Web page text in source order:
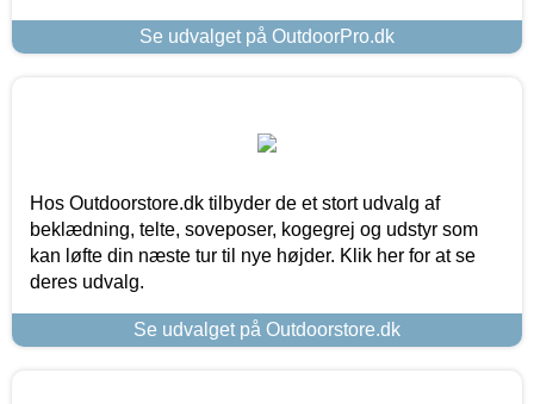
Se udvalget på OutdoorPro.dk
Hos Outdoorstore.dk tilbyder de et stort udvalg af
beklædning, telte, soveposer, kogegrej og udstyr som
kan løfte din næste tur til nye højder. Klik her for at se
deres udvalg.
Se udvalget på Outdoorstore.dk